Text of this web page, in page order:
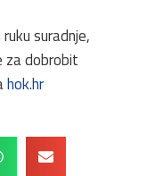
suradnje,
za dobrobit
hok.hr